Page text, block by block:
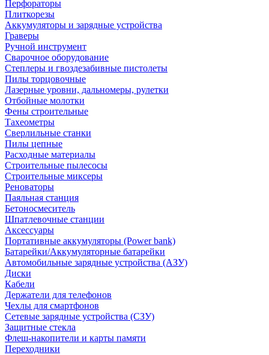
Перфораторы
Плиткорезы
Аккумуляторы и зарядные устройства
Граверы
Ручной инструмент
Сварочное оборудование
Степлеры и гвоздезабивные пистолеты
Пилы торцовочные
Лазерные уровни, дальномеры, рулетки
Отбойные молотки
Фены строительные
Тахеометры
Сверлильные станки
Пилы цепные
Расходные материалы
Строительные пылесосы
Строительные миксеры
Реноваторы
Паяльная станция
Бетоносмеситель
Шпатлевочные станции
Аксессуары
Портативные аккумуляторы (Power bank)
Батарейки/Аккумуляторные батарейки
Автомобильные зарядные устройства (АЗУ)
Диски
Кабели
Держатели для телефонов
Чехлы для смартфонов
Сетевые зарядные устройства (СЗУ)
Защитные стекла
Флеш-накопители и карты памяти
Переходники